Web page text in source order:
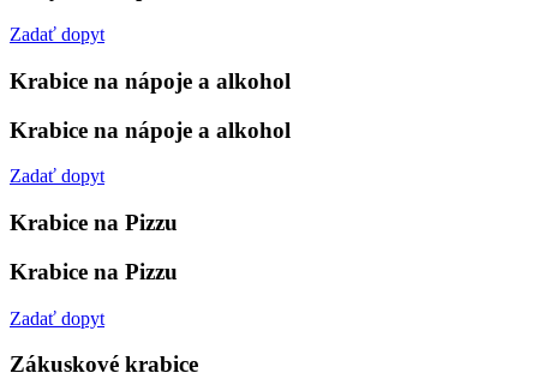
Zadať dopyt
Krabice na nápoje a alkohol
Krabice na nápoje a alkohol
Zadať dopyt
Krabice na Pizzu
Krabice na Pizzu
Zadať dopyt
Zákuskové krabice